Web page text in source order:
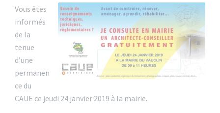
Vous êtes
informés
de la
tenue
d’une
permanen
ce du
CAUE ce jeudi 24 janvier 2019 à la mairie.